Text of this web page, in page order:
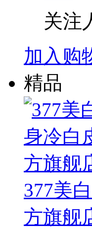
关注
加入购
精品
377美
方旗舰